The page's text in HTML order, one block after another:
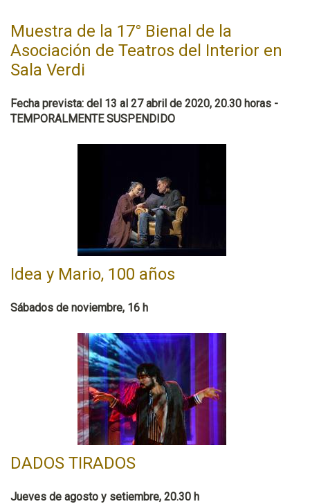
Muestra de la 17° Bienal de la
Asociación de Teatros del Interior en
Sala Verdi
Fecha prevista: del 13 al 27 abril de 2020, 20.30 horas -
TEMPORALMENTE SUSPENDIDO
Idea y Mario, 100 años
Sábados de noviembre, 16 h
DADOS TIRADOS
Jueves de agosto y setiembre, 20.30 h